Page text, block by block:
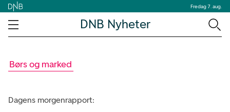
Fredag 7. aug.
DNB Nyheter
Børs og marked
Dagens morgenrapport: